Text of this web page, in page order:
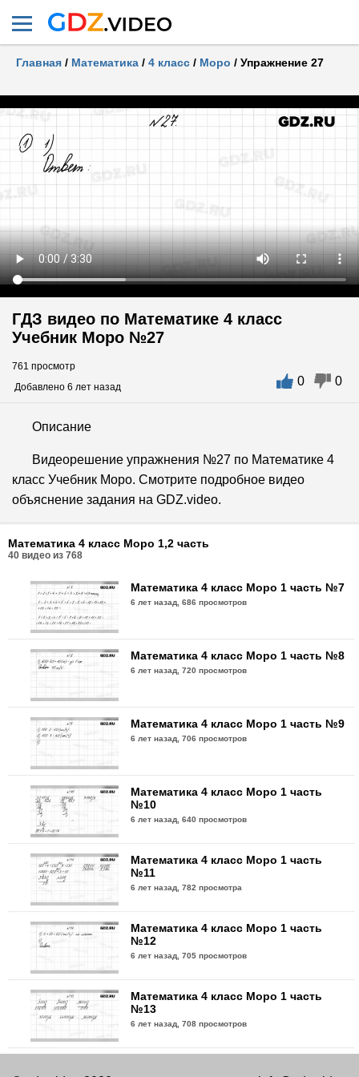
Главная / Математика / 4 класс / Моро / Упражнение 27
ГДЗ видео по Математике 4 класс
Учебник Моро №27
761 просмотр
Добавлено 6 лет назад
0 0
Описание
Видеорешение упражнения №27 по Математике 4
класс Учебник Моро. Смотрите подробное видео
объяснение задания на GDZ.video.
Математика 4 класс Моро 1,2 часть
40 видео из 768
Математика 4 класс Моро 1 часть №7
6 лет назад,686 просмотров
Математика 4 класс Моро 1 часть №8
6 лет назад,720 просмотров
Математика 4 класс Моро 1 часть №9
6 лет назад,706 просмотров
Математика 4 класс Моро 1 часть
№10
6 лет назад,640 просмотров
Математика 4 класс Моро 1 часть
№11
6 лет назад,782 просмотра
Математика 4 класс Моро 1 часть
№12
6 лет назад,705 просмотров
Математика 4 класс Моро 1 часть
№13
6 лет назад,708 просмотров